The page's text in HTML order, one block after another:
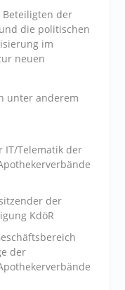
Beteiligten der
die politischen
im
neuen
unter anderem
IT/Telematik der
der
KdöR
der